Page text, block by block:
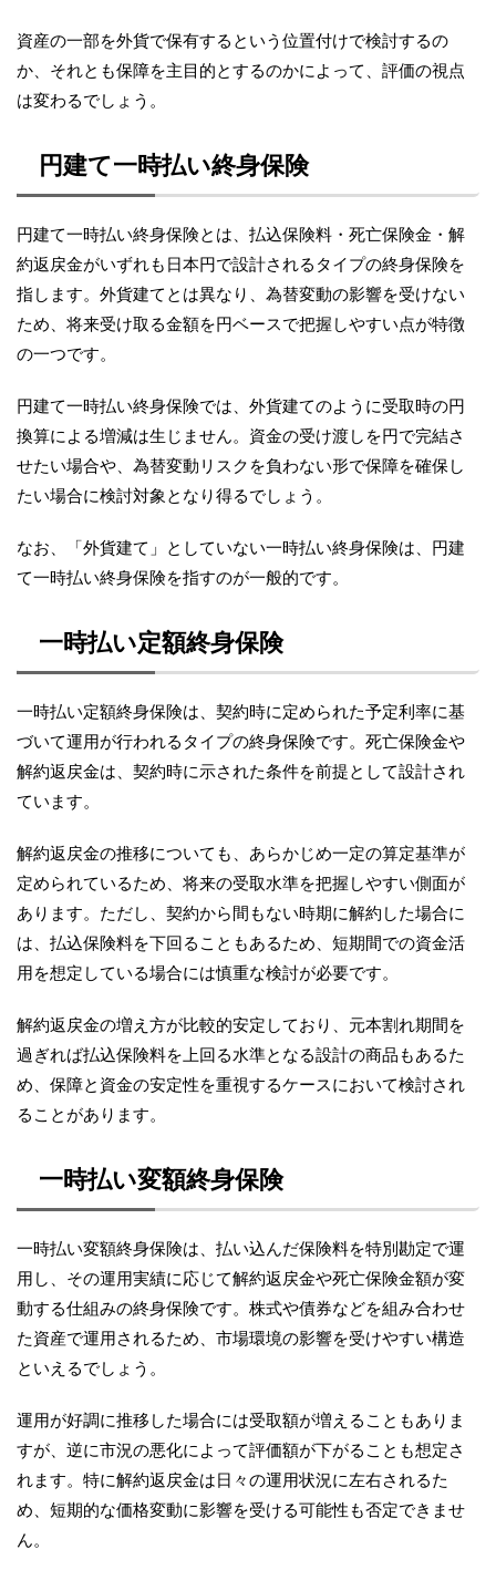
資産の一部を外貨で保有するという位置付けで検討するの
か、それとも保障を主目的とするのかによって、評価の視点
は変わるでしょう。
円建て一時払い終身保険
円建て一時払い終身保険とは、払込保険料・死亡保険金・解
約返戻金がいずれも日本円で設計されるタイプの終身保険を
指します。外貨建てとは異なり、為替変動の影響を受けない
ため、将来受け取る金額を円ベースで把握しやすい点が特徴
の一つです。
円建て一時払い終身保険では、外貨建てのように受取時の円
換算による増減は生じません。資金の受け渡しを円で完結さ
せたい場合や、為替変動リスクを負わない形で保障を確保し
たい場合に検討対象となり得るでしょう。
なお、「外貨建て」としていない一時払い終身保険は、円建
て一時払い終身保険を指すのが一般的です。
一時払い定額終身保険
一時払い定額終身保険は、契約時に定められた予定利率に基
づいて運用が行われるタイプの終身保険です。死亡保険金や
解約返戻金は、契約時に示された条件を前提として設計され
ています。
解約返戻金の推移についても、あらかじめ一定の算定基準が
定められているため、将来の受取水準を把握しやすい側面が
あります。ただし、契約から間もない時期に解約した場合に
は、払込保険料を下回ることもあるため、短期間での資金活
用を想定している場合には慎重な検討が必要です。
解約返戻金の増え方が比較的安定しており、元本割れ期間を
過ぎれば払込保険料を上回る水準となる設計の商品もあるた
め、保障と資金の安定性を重視するケースにおいて検討され
ることがあります。
一時払い変額終身保険
一時払い変額終身保険は、払い込んだ保険料を特別勘定で運
用し、その運用実績に応じて解約返戻金や死亡保険金額が変
動する仕組みの終身保険です。株式や債券などを組み合わせ
た資産で運用されるため、市場環境の影響を受けやすい構造
といえるでしょう。
運用が好調に推移した場合には受取額が増えることもありま
すが、逆に市況の悪化によって評価額が下がることも想定さ
れます。特に解約返戻金は日々の運用状況に左右されるた
め、短期的な価格変動に影響を受ける可能性も否定できませ
ん。